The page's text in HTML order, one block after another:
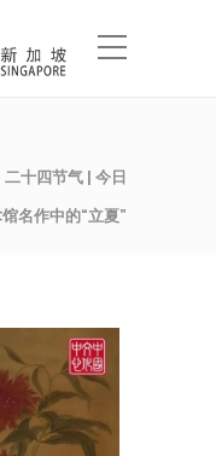
二十四节气 | 今日
名作中的“立夏”